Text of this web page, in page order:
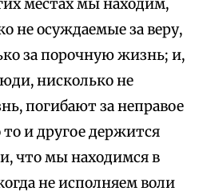
местах мы находим,
не осуждаемые за веру,
за порочную жизнь; и,
нисколько не
погибают за неправое
и другое держится
что мы находимся в
не исполняем воли